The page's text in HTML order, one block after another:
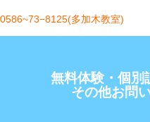
0586~73−8125(多加木教室)
無料体験・個別
その他お問